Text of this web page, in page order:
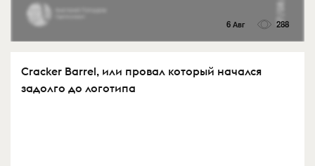
6 Авг 288
Cracker Barrel, или провал который начался
задолго до логотипа